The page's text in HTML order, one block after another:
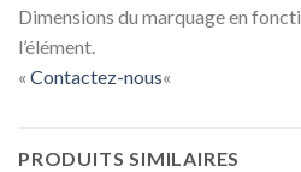
Dimensions du marquage en
l’élément.
« Contactez-nous«
PRODUITS SIMILAIRES